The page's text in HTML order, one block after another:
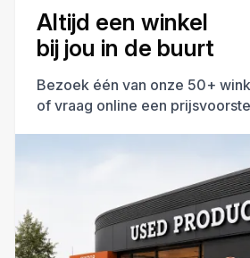
Altijd een winkel
bij jou in de buurt
Bezoek één van onze 50+
of vraag online een